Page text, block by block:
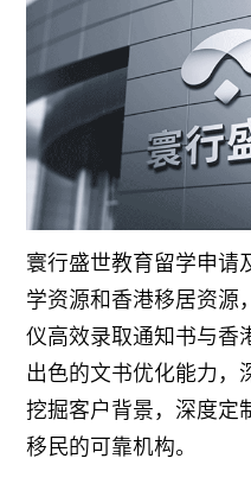
寰行盛世教育留学申请
学资源和香港移居资源
仪高效录取通知书与香
出色的文书优化能力，
挖掘客户背景，深度定
移民的可靠机构。